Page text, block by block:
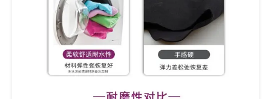
Il tuo messaggio